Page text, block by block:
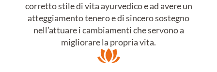
corretto stile di vita ayurvedico e ad avere un
atteggiamento tenero e di sincero sostegno
nell’attuare i cambiamenti che servono a
migliorare la propria vita.